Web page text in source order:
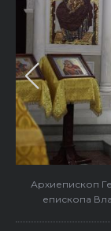
Архиепископ
епископа